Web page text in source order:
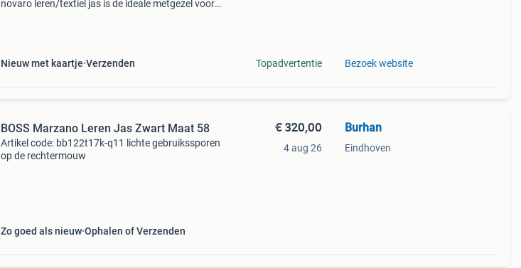
novaro leren/textiel jas is de ideale metgezel voor
Nieuw met kaartje Verzenden Topadvertentie Bezoek website
BOSS Marzano Leren Jas Zwart Maat 58
Artikel code: bb122t17k-q11 lichte gebruikssporen
op de rechtermouw
Zo goed als nieuw Ophalen of Verzenden
€ 320,00
4 aug 26
Burhan
Eindhoven